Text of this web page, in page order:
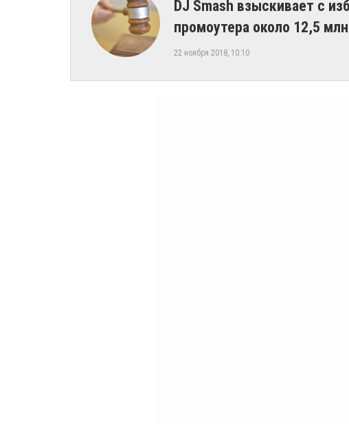
​DJ Smash взыскивает с
промоутера около 12,5
22 ноября 2018, 10:10